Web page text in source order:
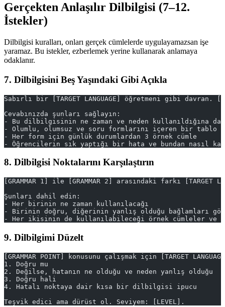
Gerçekten Anlaşılır Dilbilgisi (7–12.
İstekler)
Dilbilgisi kuralları, onları gerçek cümlelerde uygulayamazsan işe
yaramaz. Bu istekler, ezberlemek yerine kullanarak anlamaya
odaklanır.
7. Dilbilgisini Beş Yaşındaki Gibi Açıkla
Sabırlı bir [TARGET LANGUAGE] öğretmeni gibi
Cevabınızda şunları sağlayın:
- Bu dilbilgisinin ne zaman ve neden kullanıldığına
- Olumlu, olumsuz ve soru formlarını içeren bir tablo
- Her form için günlük durumlardan 3 örnek cümle
- Öğrencilerin sık yaptığı bir hata ve bundan nasıl
8. Dilbilgisi Noktalarını Karşılaştırın
[GRAMMAR 1] ile [GRAMMAR 2] arasındaki farkı
Şunları dahil edin:
- Her birinin ne zaman kullanılacağı
- Birinin doğru, diğerinin yanlış olduğu bağlamları
- Her ikisinin de kullanılabileceği örnek cümleler ve
9. Dilbilgimi Düzelt
[GRAMMAR POINT] konusunu çalışmak için [TARGET
1. Doğru mu
2. Değilse, hatanın ne olduğu ve neden yanlış olduğu
3. Doğru hali
4. Hatalı noktaya dair kısa bir dilbilgisi ipucu
Teşvik edici ama dürüst ol. Seviyem: [LEVEL].